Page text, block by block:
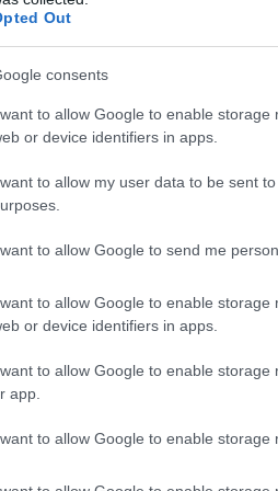
Out
consents
to allow Google to enable
or device identifiers in apps.
to allow my user data to be sent
to allow Google to send me
to allow Google to enable
or device identifiers in apps.
to allow Google to enable
app.
to allow Google to enable storage
a Tisza Párt helyi
A
környékbeli
szerveztek.
képviselője
vizsgálatot